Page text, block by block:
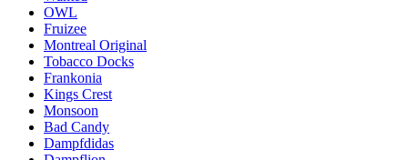
OWL
Fruizee
Montreal Original
Tobacco Docks
Frankonia
Kings Crest
Monsoon
Bad Candy
Dampfdidas